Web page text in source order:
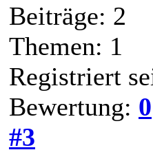
Beiträge: 2
Themen: 1
Registriert
Bewertung: 0
#3